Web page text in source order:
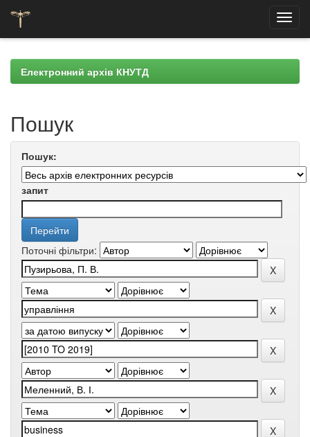
navigationЕлектронний архів КНУТД
Пошук
Пошук:
запит
Поточні фільтри: